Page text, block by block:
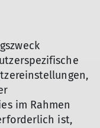
im Rahmen
ist,